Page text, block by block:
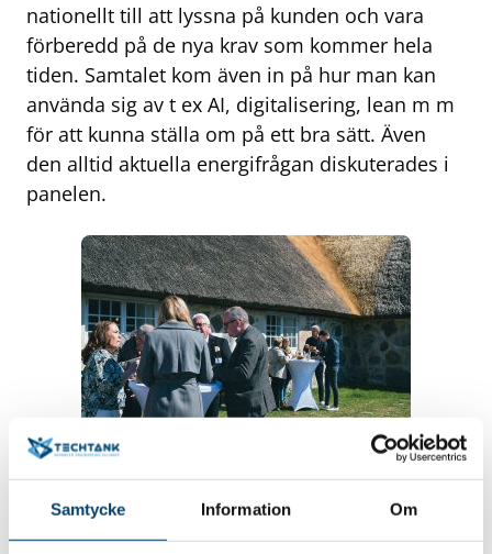
Samtycke Information Om
nationellt till att lyssna på kunden och vara
förberedd på de nya krav som kommer hela
tiden. Samtalet kom även in på hur man kan
använda sig av t ex AI, digitalisering, lean m m
för att kunna ställa om på ett bra sätt. Även
den alltid aktuella energifrågan diskuterades i
panelen.
Dagen bjöd på strålande väder och många
valde att förlägga lunchpausen på innergården